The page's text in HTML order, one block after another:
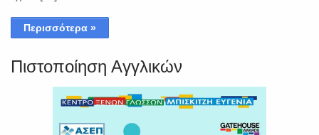
Περισσότερα »
Πιστοποίηση Αγγλικών